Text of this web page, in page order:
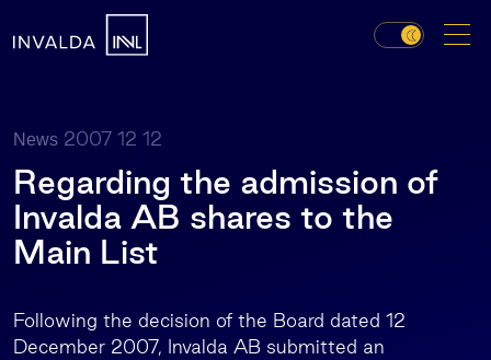
News 2007 12 12
Regarding the admission of
Invalda AB shares to the
Main List
Following the decision of the Board dated 12
December 2007, Invalda AB submitted an